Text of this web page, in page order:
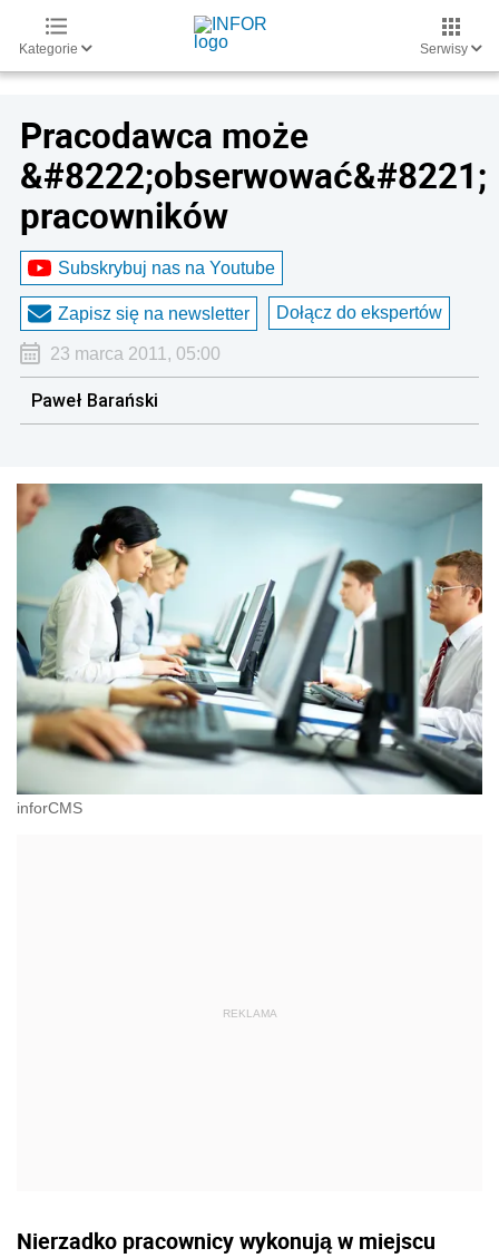
Kategorie Serwisy
Pracodawca może
&#8222;obserwować&#8221;
pracowników
Subskrybuj nas na Youtube
Zapisz się na newsletter Dołącz do ekspertów
23 marca 2011, 05:00
Paweł Barański
inforCMS
Nierzadko pracownicy wykonują w miejscu